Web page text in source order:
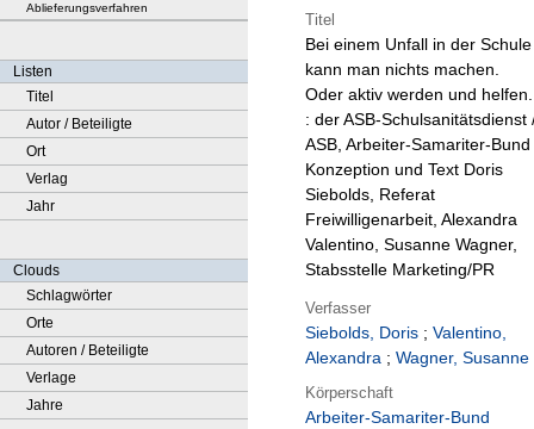
Ablieferungsverfahren
Listen
Titel
Autor / Beteiligte
Ort
Verlag
Jahr
Clouds
Schlagwörter
Orte
Autoren / Beteiligte
Verlage
Jahre
Titel
Bei einem Unfall in der Schule
kann man nichts machen.
Oder aktiv werden und helfen.
: der ASB-Schulsanitätsdienst
ASB, Arbeiter-Samariter-Bund
Konzeption und Text Doris
Siebolds, Referat
Freiwilligenarbeit, Alexandra
Valentino, Susanne Wagner,
Stabsstelle Marketing/PR
Verfasser
Siebolds, Doris ; Valentino,
Alexandra ; Wagner, Susanne
Körperschaft
Arbeiter-Samariter-Bund